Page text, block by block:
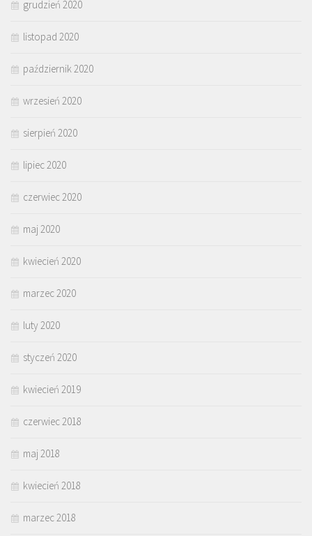
grudzień 2020
listopad 2020
październik 2020
wrzesień 2020
sierpień 2020
lipiec 2020
czerwiec 2020
maj 2020
kwiecień 2020
marzec 2020
luty 2020
styczeń 2020
kwiecień 2019
czerwiec 2018
maj 2018
kwiecień 2018
marzec 2018